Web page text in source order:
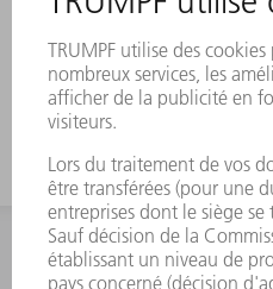
Pour les
l'outil avec une
travail